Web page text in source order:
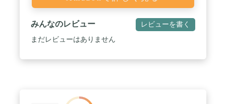
みんなのレビュー レビューを書く
まだレビューはありません